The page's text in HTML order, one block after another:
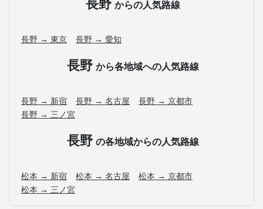
長野 からの人気路線
長野 → 東京 長野 → 愛知
長野 から各地域への人気路線
長野 → 新宿 長野 → 名古屋
長野 → 京都市
長野 → 三ノ宮
長野 の各地域からの人気路線
松本 → 新宿 松本 → 名古屋
松本 → 京都市
松本 → 三ノ宮